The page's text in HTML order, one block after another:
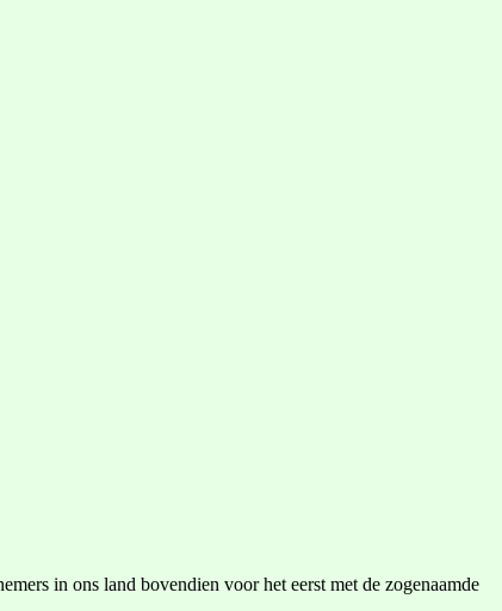
in ons land bovendien voor het eerst met de zogenaamde